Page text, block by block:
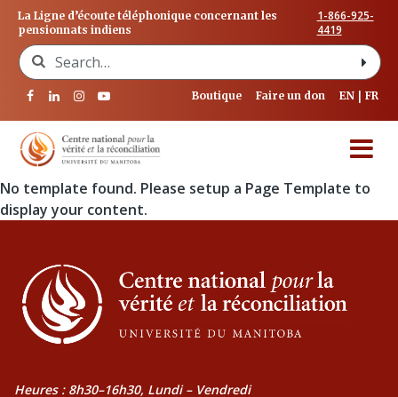
La Ligne d’écoute téléphonique concernant les
pensionnats indiens
1-866-925-
4419
Search for:
Boutique Faire un don EN FR
No template found. Please setup a Page Template to
display your content.
Heures : 8h30–16h30, Lundi – Vendredi